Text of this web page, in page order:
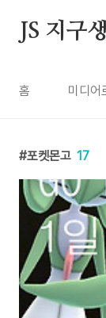
JS 지구
홈 미디어
포켓몬고 17